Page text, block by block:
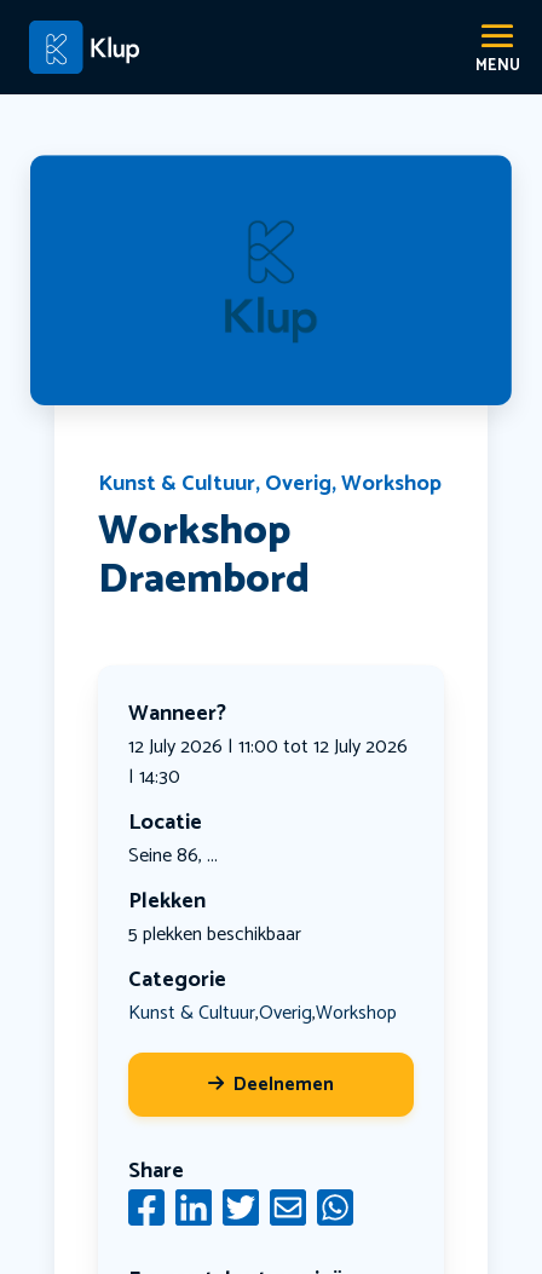
Kunst & Cultuur,Overig,Workshop
Workshop
Draembord
Wanneer?
12 July 2026 | 11:00 tot 12 July 2026
| 14:30
Locatie
Seine 86, ...
Plekken
5 plekken beschikbaar
Categorie
Kunst & Cultuur,Overig,Workshop
Deelnemen
Share